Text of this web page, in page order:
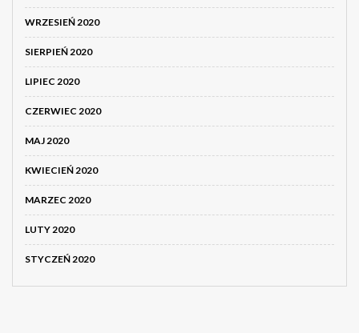
WRZESIEŃ 2020
SIERPIEŃ 2020
LIPIEC 2020
CZERWIEC 2020
MAJ 2020
KWIECIEŃ 2020
MARZEC 2020
LUTY 2020
STYCZEŃ 2020